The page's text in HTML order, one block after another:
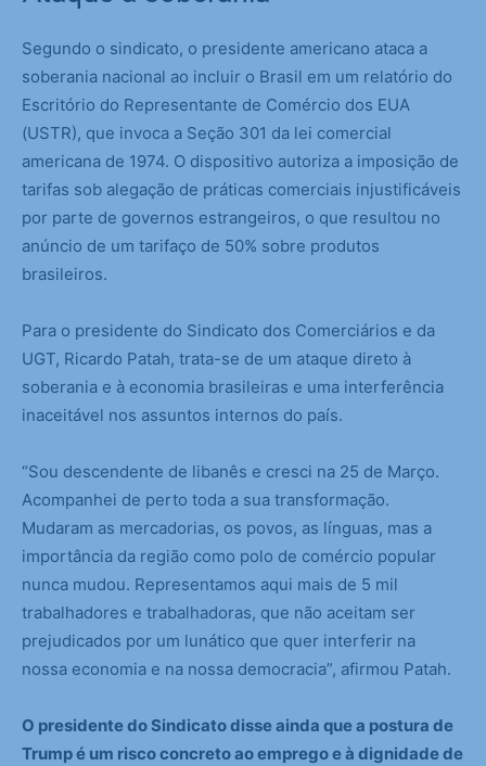
Segundo o sindicato, o presidente americano ataca a
soberania nacional ao incluir o Brasil em um relatório do
Escritório do Representante de Comércio dos EUA
(USTR), que invoca a Seção 301 da lei comercial
americana de 1974. O dispositivo autoriza a imposição de
tarifas sob alegação de práticas comerciais injustificáveis
por parte de governos estrangeiros, o que resultou no
anúncio de um tarifaço de 50% sobre produtos
brasileiros.
Para o presidente do Sindicato dos Comerciários e da
UGT, Ricardo Patah, trata-se de um ataque direto à
soberania e à economia brasileiras e uma interferência
inaceitável nos assuntos internos do país.
“Sou descendente de libanês e cresci na 25 de Março.
Acompanhei de perto toda a sua transformação.
Mudaram as mercadorias, os povos, as línguas, mas a
importância da região como polo de comércio popular
nunca mudou. Representamos aqui mais de 5 mil
trabalhadores e trabalhadoras, que não aceitam ser
prejudicados por um lunático que quer interferir na
nossa economia e na nossa democracia”, afirmou Patah.
O presidente do Sindicato disse ainda que a postura de
Trump é um risco concreto ao emprego e à dignidade de